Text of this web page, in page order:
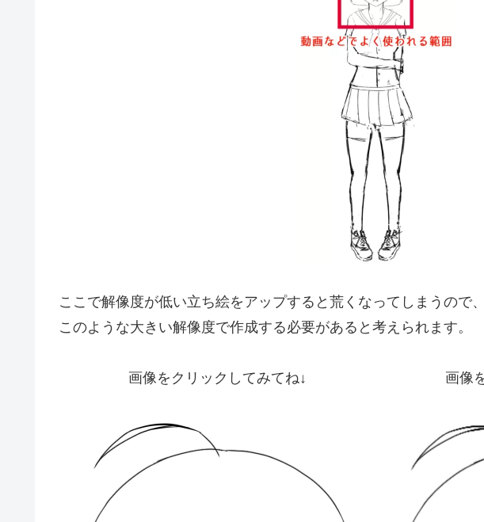
ここで解像度が低い立ち絵をアップすると荒くなってしまうので、
このような大きい解像度で作成する必要があると考えられます。
画像をクリックしてみてね↓ 画像